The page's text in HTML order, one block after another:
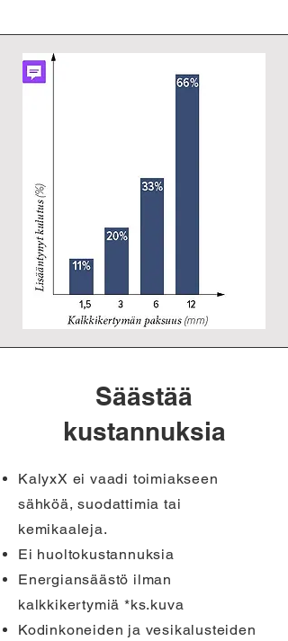
Säästää
kustannuksia
KalyxX ei vaadi toimiakseen
sähköä, suodattimia tai
kemikaaleja.
Ei huoltokustannuksia
Energiansäästö ilman
kalkkikertymiä *ks.kuva
Kodinkoneiden ja vesikalusteiden